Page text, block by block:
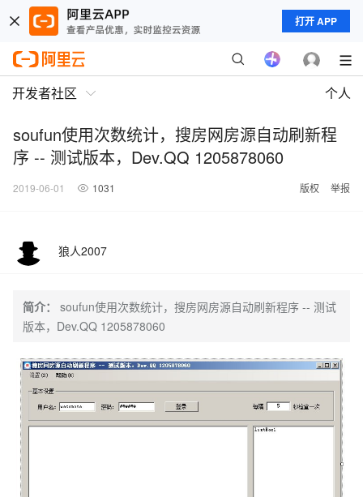
打开 APP
开发者社区 个人
soufun使用次数统计，搜房网房源自动刷新程
序 -- 测试版本，Dev.QQ 1205878060
2019-06-01 1031 版权 举报
狼人2007
简介：
soufun使用次数统计，搜房网房源自动刷新程序 -- 测试
版本，Dev.QQ 1205878060